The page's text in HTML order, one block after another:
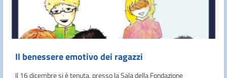
Il benessere emotivo dei ragazzi
Il 16 dicembre si è tenuta, presso la Sala della Fondazione